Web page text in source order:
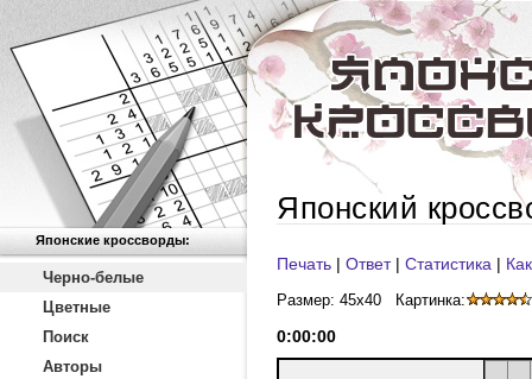
Японские кроссворды:
Черно-белые
Цветные
Поиск
Авторы
Японский
Печать | Ответ| Статистика |
Размер: 45x40 Картинка:
0:00:00